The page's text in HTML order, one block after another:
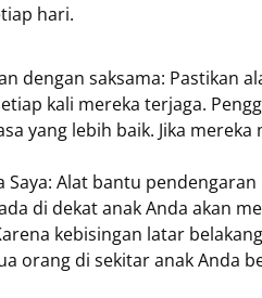
hari.
dengan saksama: Pastikan
kali mereka terjaga.
yang lebih baik. Jika
Saya: Alat bantu
di dekat anak Anda akan
kebisingan latar
orang di sekitar anak Anda